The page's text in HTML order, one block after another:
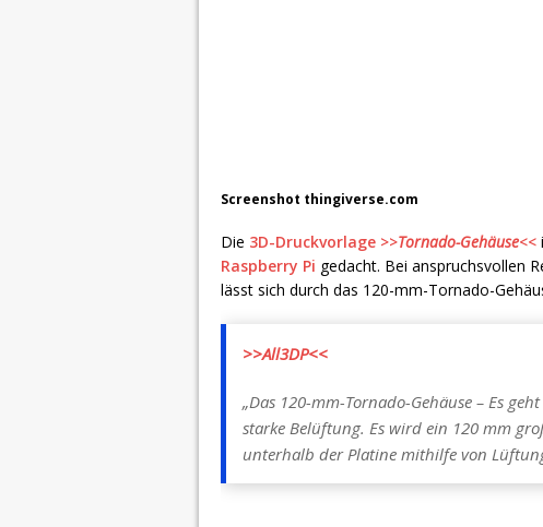
Screenshot thingiverse.com
Die 3D-Druckvorlage >>Tornado-Gehäuse<<
Raspberry Pi gedacht. Bei anspruchsvollen
lässt sich durch das 120-mm-Tornado-
>>All3DP<<
„Das 120-mm-Tornado-Gehäuse – Es
starke Belüftung. Es wird ein 120 mm
unterhalb der Platine mithilfe von